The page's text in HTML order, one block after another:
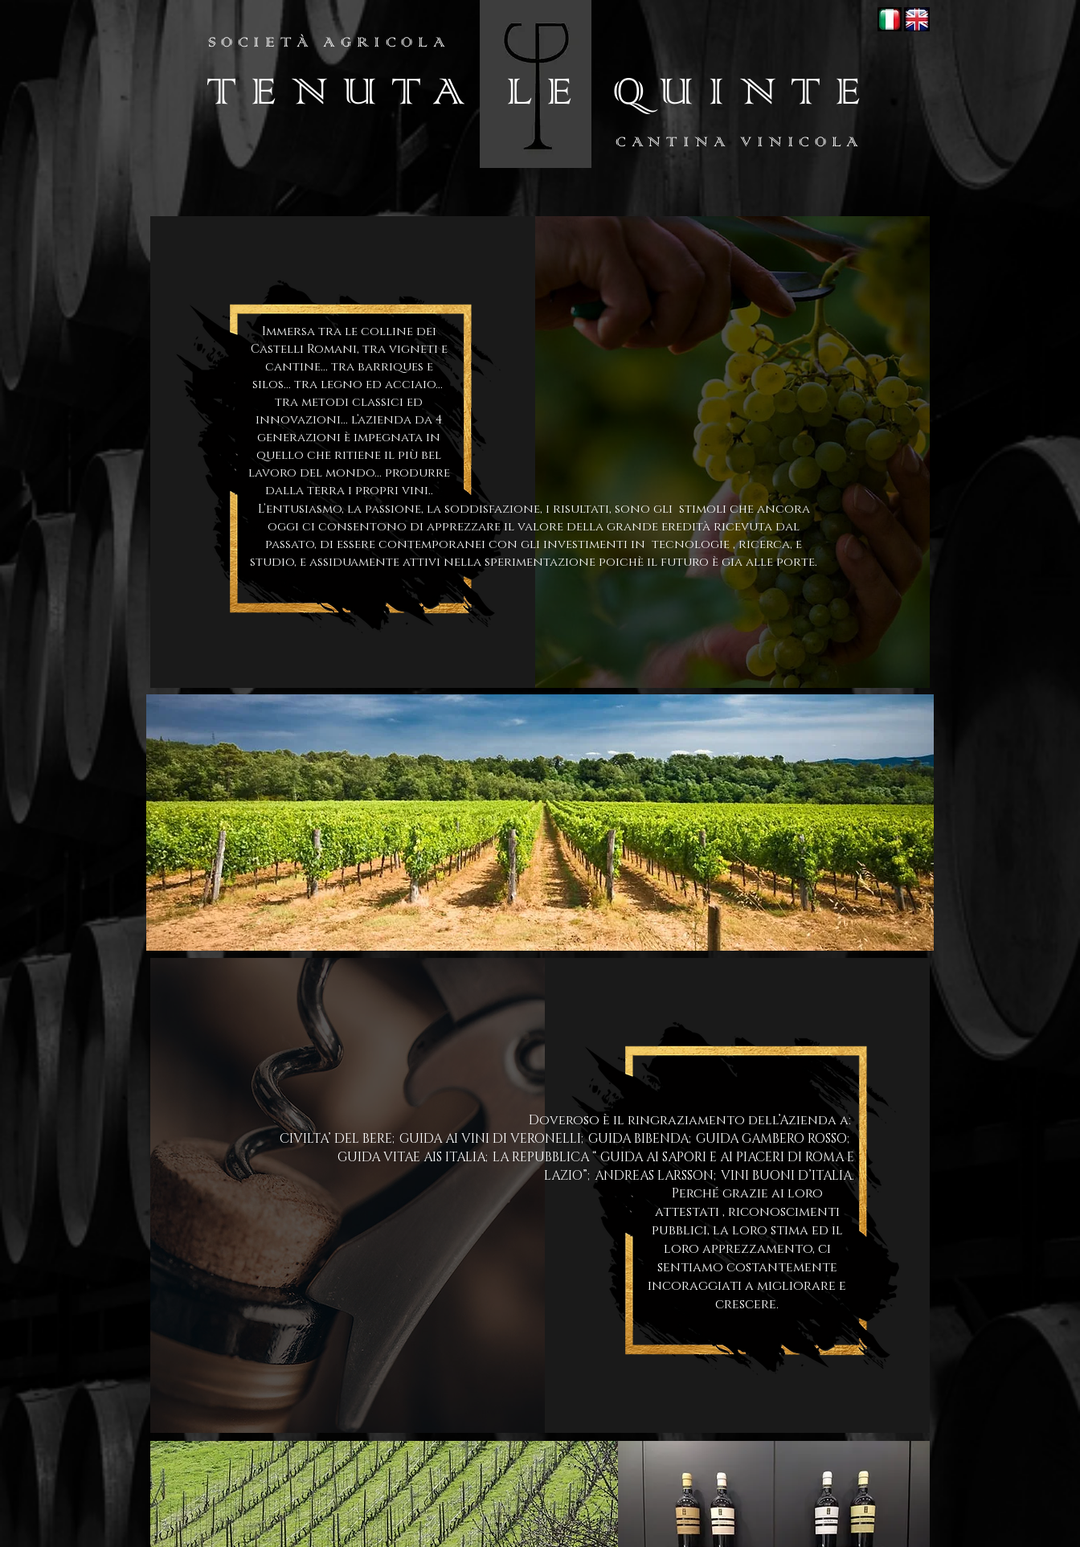
SOCIETÀ AGRICOLA
CANTINA VINICOLA
TENUTA LE QUINTE
Immersa tra le colline dei
Castelli Romani, tra vigneti e
cantine... tra barriques e
silos... tra legno ed acciaio...
tra metodi classici ed
innovazioni... l’azienda da 4
generazioni è impegnata in
quello che ritiene il più bel
lavoro del mondo... produrre
dalla terra i propri vini..
L’entusiasmo, la passione, la soddisfazione, i risultati, sono gli stimoli che ancora
oggi ci consentono di apprezzare il valore della grande eredità ricevuta dal
passato, di essere contemporanei con gli investimenti in tecnologie , ricerca, e
studio, e assiduamente attivi nella sperimentazione poichè il futuro è gia alle porte.
Perché grazie ai loro
attestati , riconoscimenti
pubblici, la loro stima ed il
loro apprezzamento, ci
sentiamo costantemente
incoraggiati a migliorare e
crescere.
Doveroso è il ringraziamento dell’Azienda a:
CIVILTA’ DEL BERE; GUIDA AI VINI DI VERONELLI;GUIDA BIBENDA;GUIDA GAMBERO ROSSO;
GUIDA VITAE AIS ITALIA;LA REPUBBLICA “ GUIDA AI SAPORI E AI PIACERI DI ROMA E
LAZIO”; ANDREAS LARSSON;VINI BUONI D’ITALIA.